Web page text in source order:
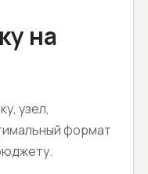
на
узел,
формат